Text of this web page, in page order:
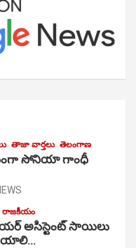
తాజా వార్తలు తెలంగాణ
సోనియా గాంధీ
రాజకీయం
అసిస్టెంట్ సాయిలు
చేయాలి…